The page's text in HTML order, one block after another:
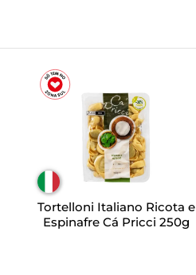
Tortelloni Italiano Ricota e
Espinafre Cá Pricci 250g